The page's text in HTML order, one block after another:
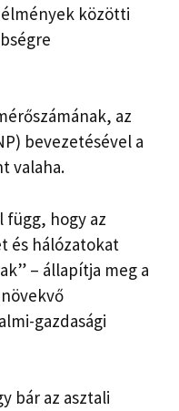
közötti
az
bevezetésével a
valaha.
függ, hogy az
és hálózatokat
– állapítja meg a
gazdasági
bár az asztali